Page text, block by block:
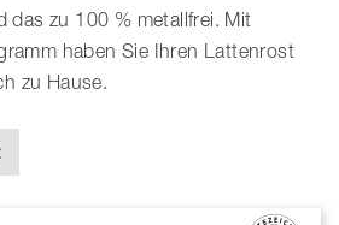
das zu 100 % metallfrei. Mit
haben Sie Ihren Lattenrost
zu Hause.